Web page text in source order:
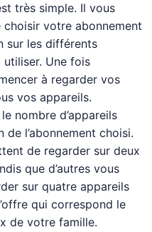
très simple. Il vous
votre abonnement
sur les différents
Une fois
à regarder vos
vos appareils.
nombre d’appareils
l’abonnement choisi.
de regarder sur deux
que d’autres vous
sur quatre appareils
qui correspond le
de votre famille.